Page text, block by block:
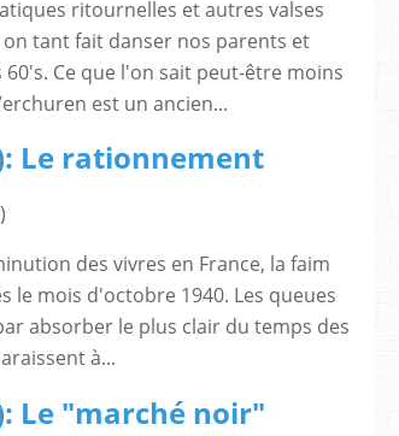
ritournelles et autres valses
tant fait danser nos parents et
Ce que l'on sait peut-être moins
est un ancien...
Le rationnement
)
des vivres en France, la faim
le mois d'octobre 1940. Les queues
absorber le plus clair du temps des
à...
Le "marché noir"